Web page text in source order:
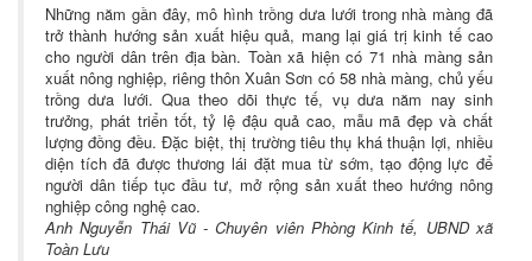
Những năm gần đây, mô hình trồng dưa lưới trong nhà màng đã
trở thành hướng sản xuất hiệu quả, mang lại giá trị kinh tế cao
cho người dân trên địa bàn. Toàn xã hiện có 71 nhà màng sản
xuất nông nghiệp, riêng thôn Xuân Sơn có 58 nhà màng, chủ yếu
trồng dưa lưới. Qua theo dõi thực tế, vụ dưa năm nay sinh
trưởng, phát triển tốt, tỷ lệ đậu quả cao, mẫu mã đẹp và chất
lượng đồng đều. Đặc biệt, thị trường tiêu thụ khá thuận lợi, nhiều
diện tích đã được thương lái đặt mua từ sớm, tạo động lực để
người dân tiếp tục đầu tư, mở rộng sản xuất theo hướng nông
nghiệp công nghệ cao.
Anh Nguyễn Thái Vũ - Chuyên viên Phòng Kinh tế, UBND xã
Toàn Lưu